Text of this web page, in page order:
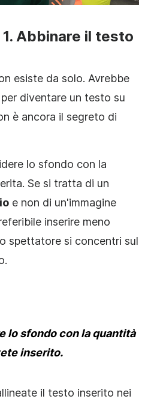
Abbinare il testo
esiste da solo. Avrebbe
per diventare un testo su
è ancora il segreto di
lo sfondo con la
Se si tratta di un
e non di un'immagine
inserire meno
spettatore si concentri sul
lo sfondo con la quantità
inserito.
il testo inserito nei